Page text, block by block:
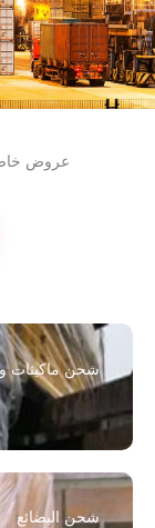
عروض
شحن ماكينات
شحن البضائع